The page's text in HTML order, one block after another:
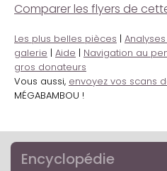
Comparer les flyers de
Les plus belles pièces |
galerie | Aide | Navigation au
gros donateurs
Vous aussi, envoyez vos scans
MÉGABAMBOU !
Encyclopédie